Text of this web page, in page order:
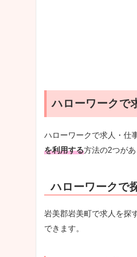
ハローワークで
ハローワークで求人・仕
を利用する方法の2つがあ
ハローワークで
岩美郡岩美町で求人を探
できます。